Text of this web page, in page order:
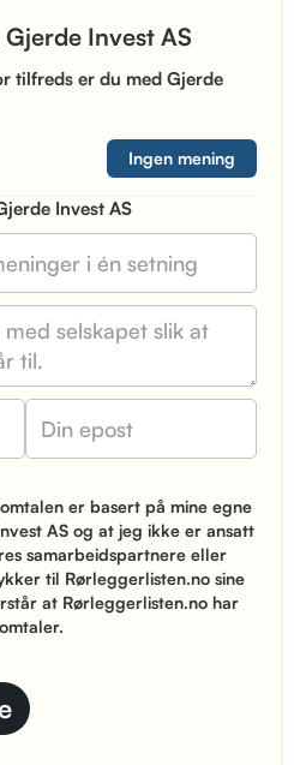
Invest AS
tilfreds er du med Gjerde
Ingen mening
Invest AS
er basert på mine egne
AS og at jeg ikke er ansatt
samarbeidspartnere eller
til Rørleggerlisten.no sine
at Rørleggerlisten.no har